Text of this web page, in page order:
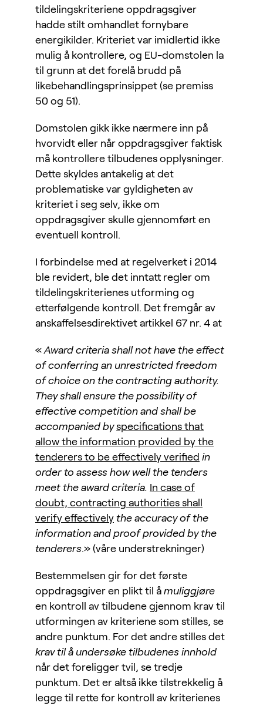
tildelingskriteriene oppdragsgiver
hadde stilt omhandlet fornybare
energikilder. Kriteriet var imidlertid ikke
mulig å kontrollere, og EU-domstolen la
til grunn at det forelå brudd på
likebehandlingsprinsippet (se premiss
50 og 51).
Domstolen gikk ikke nærmere inn på
hvorvidt eller når oppdragsgiver faktisk
må kontrollere tilbudenes opplysninger.
Dette skyldes antakelig at det
problematiske var gyldigheten av
kriteriet i seg selv, ikke om
oppdragsgiver skulle gjennomført en
eventuell kontroll.
I forbindelse med at regelverket i 2014
ble revidert, ble det inntatt regler om
tildelingskriterienes utforming og
etterfølgende kontroll. Det fremgår av
anskaffelsesdirektivet artikkel 67 nr. 4 at
« Award criteria shall not have the effect
of conferring an unrestricted freedom
of choice on the contracting authority.
They shall ensure the possibility of
effective competition and shall be
accompanied byspecifications that
allow the information provided by the
tenderers to be effectively verified in
order to assess how well the tenders
meet the award criteria. In case of
doubt, contracting authorities shall
verify effectively the accuracy of the
information and proof provided by the
tenderers.» (våre understrekninger)
Bestemmelsen gir for det første
oppdragsgiver en plikt til å muliggjøre
en kontroll av tilbudene gjennom krav til
utformingen av kriteriene som stilles, se
andre punktum. For det andre stilles det
krav til å undersøke tilbudenes innhold
når det foreligger tvil, se tredje
punktum. Det er altså ikke tilstrekkelig å
legge til rette for kontroll av kriterienes